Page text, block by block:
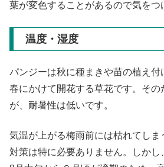
葉が変色することがあるので気をつ
温度・湿度
パンジーは秋に種まきや苗の植え付
春にかけて開花する草花です。その
が、耐暑性は低いです。
気温が上がる梅雨前には枯れてしま
対策は特に必要ありません。しか